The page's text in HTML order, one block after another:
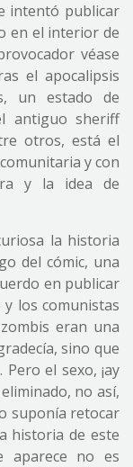
intentó publicar
en el interior de
véase
el apocalipsis
un estado de
antiguo sheriff
otros, está el
y con
y la idea de
la historia
del cómic, una
en publicar
los comunistas
eran una
sino que
el sexo, ¡ay
no así,
suponía retocar
historia de este
aparece no es